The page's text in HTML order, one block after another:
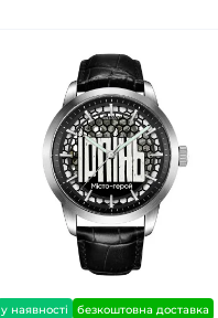
у наявності безкоштовна доставка